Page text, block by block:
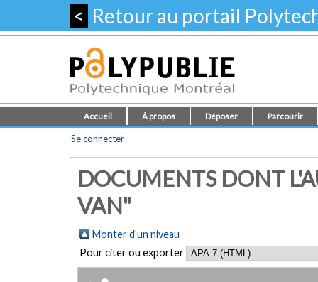
< Retour au portail
Accueil À propos Déposer Parcourir
Se connecter
DOCUMENTS DONT
VAN"
Monter d'un niveau
Pour citer ou exporter